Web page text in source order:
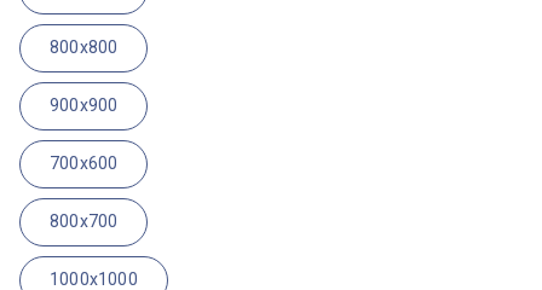
800x800
900x900
700x600
800x700
1000x1000